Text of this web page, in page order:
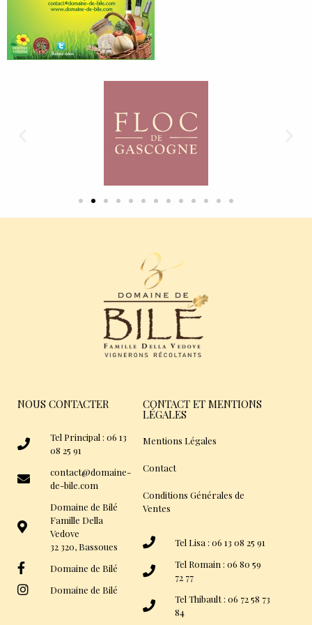
NOUS CONTACTER
Tel Principal : 06 13
08 25 91
contact@domaine-
de-bile.com
Domaine de Bilé
Famille Della
Vedove
32 320, Bassoues
Domaine de Bilé
Domaine de Bilé
CONTACT ET MENTIONS
LÉGALES
Mentions Légales
Contact
Conditions Générales de
Ventes
Tel Lisa : 06 13 08 25 91
Tel Romain : 06 80 59
72 77
Tel Thibault : 06 72 58 73
84